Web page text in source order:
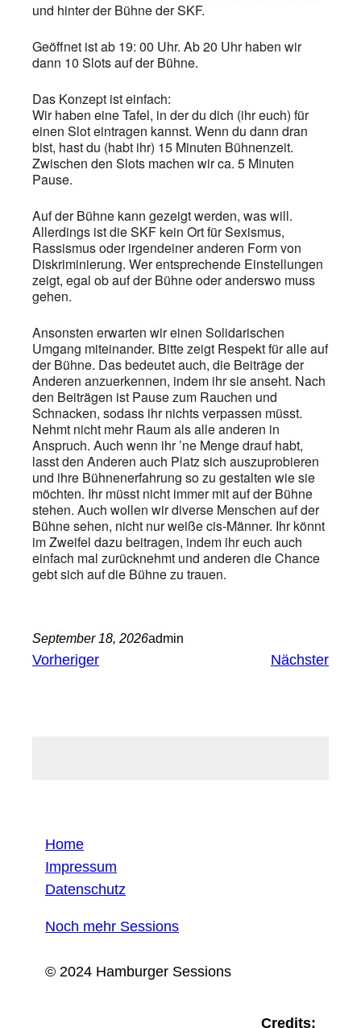
und hinter der Bühne der SKF.
Geöffnet ist ab 19: 00 Uhr. Ab 20 Uhr haben wir
dann 10 Slots auf der Bühne.
Das Konzept ist einfach:
Wir haben eine Tafel, in der du dich (ihr euch) für
einen Slot eintragen kannst. Wenn du dann dran
bist, hast du (habt ihr) 15 Minuten Bühnenzeit.
Zwischen den Slots machen wir ca. 5 Minuten
Pause.
Auf der Bühne kann gezeigt werden, was will.
Allerdings ist die SKF kein Ort für Sexismus,
Rassismus oder irgendeiner anderen Form von
Diskriminierung. Wer entsprechende Einstellungen
zeigt, egal ob auf der Bühne oder anderswo muss
gehen.
Ansonsten erwarten wir einen Solidarischen
Umgang miteinander. Bitte zeigt Respekt für alle auf
der Bühne. Das bedeutet auch, die Beiträge der
Anderen anzuerkennen, indem ihr sie anseht. Nach
den Beiträgen ist Pause zum Rauchen und
Schnacken, sodass ihr nichts verpassen müsst.
Nehmt nicht mehr Raum als alle anderen in
Anspruch. Auch wenn ihr ’ne Menge drauf habt,
lasst den Anderen auch Platz sich auszuprobieren
und ihre Bühnenerfahrung so zu gestalten wie sie
möchten. Ihr müsst nicht immer mit auf der Bühne
stehen. Auch wollen wir diverse Menschen auf der
Bühne sehen, nicht nur weiße cis-Männer. Ihr könnt
im Zweifel dazu beitragen, indem ihr euch auch
einfach mal zurücknehmt und anderen die Chance
gebt sich auf die Bühne zu trauen.
September 18, 2026admin
Vorheriger Nächster
Home
Impressum
Datenschutz
Noch mehr Sessions
© 2024 Hamburger Sessions
Credits: